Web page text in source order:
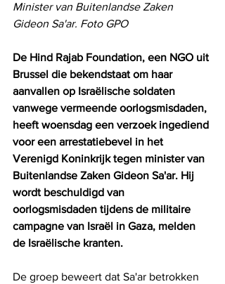
Minister van Buitenlandse Zaken
Gideon Sa'ar. Foto GPO
De Hind Rajab Foundation, een NGO uit
Brussel die bekendstaat om haar
aanvallen op Israëlische soldaten
vanwege vermeende oorlogsmisdaden,
heeft woensdag een verzoek ingediend
voor een arrestatiebevel in het
Verenigd Koninkrijk tegen minister van
Buitenlandse Zaken Gideon Sa'ar. Hij
wordt beschuldigd van
oorlogsmisdaden tijdens de militaire
campagne van Israël in Gaza, melden
de Israëlische kranten.
De groep beweert dat Sa'ar betrokken